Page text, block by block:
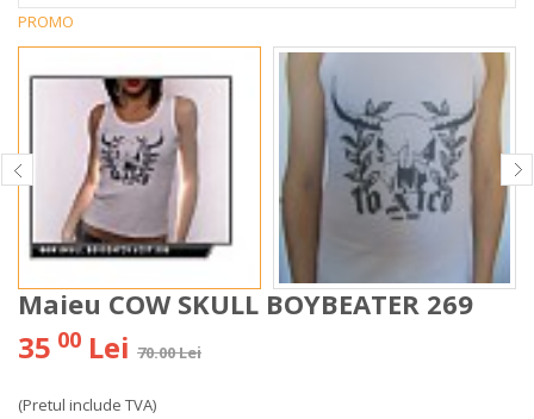
PROMO
Maieu COW SKULL BOYBEATER 269
35 00 Lei 70.00 Lei
(Pretul include TVA)